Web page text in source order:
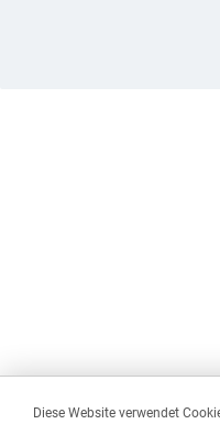
Diese Website verwendet